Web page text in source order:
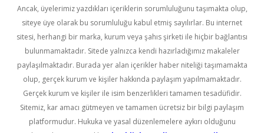
Ancak, üyelerimiz yazdıkları içeriklerin sorumluluğunu taşımakta olup,
siteye üye olarak bu sorumluluğu kabul etmiş sayılırlar. Bu internet
sitesi, herhangi bir marka, kurum veya şahıs şirketi ile hiçbir bağlantısı
bulunmamaktadır. Sitede yalnızca kendi hazırladığımız makaleler
paylaşılmaktadır. Burada yer alan içerikler haber niteliği taşımamakta
olup, gerçek kurum ve kişiler hakkında paylaşım yapılmamaktadır.
Gerçek kurum ve kişiler ile isim benzerlikleri tamamen tesadüfidir.
Sitemiz, kar amacı gütmeyen ve tamamen ücretsiz bir bilgi paylaşım
platformudur. Hukuka ve yasal düzenlemelere aykırı olduğunu